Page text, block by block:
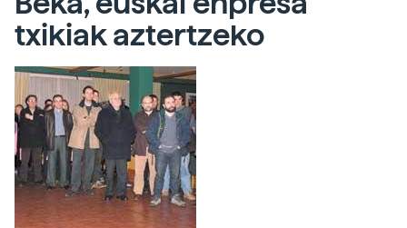
txikiak aztertzeko